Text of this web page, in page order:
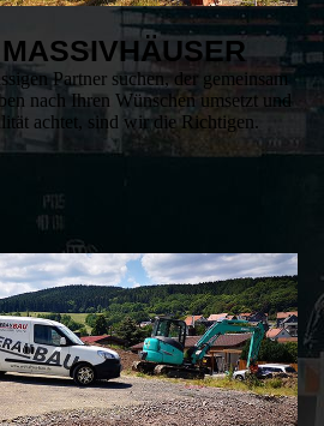
Partner suchen, der gemein­sam
nach Ihren Wünschen umsetzt und
achtet, sind wir die Richtigen.